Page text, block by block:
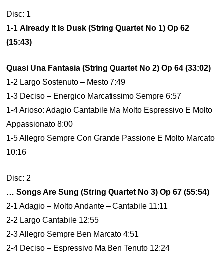
Disc: 1
1-1Already It Is Dusk (String Quartet No 1) Op 62
(15:43)
Quasi Una Fantasia (String Quartet No 2) Op 64 (33:02)
1-2 Largo Sostenuto – Mesto 7:49
1-3 Deciso – Energico Marcatissimo Sempre 6:57
1-4 Arioso: Adagio Cantabile Ma Molto Espressivo E Molto
Appassionato 8:00
1-5 Allegro Sempre Con Grande Passione E Molto Marcato
10:16
Disc: 2
… Songs Are Sung (String Quartet No 3) Op 67 (55:54)
2-1 Adagio – Molto Andante – Cantabile 11:11
2-2 Largo Cantabile 12:55
2-3 Allegro Sempre Ben Marcato 4:51
2-4 Deciso – Espressivo Ma Ben Tenuto 12:24